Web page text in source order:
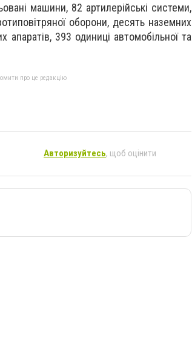
машини, 82 артилерійські системи,
оборони, десять наземних
апаратів, 393 одиниці автомобільної та
про це редакцію
Авторизуйтесь, щоб оцінити